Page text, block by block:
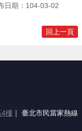
日期：104-03-02
回上一頁
4樓 ｜ 臺北市民當家熱線